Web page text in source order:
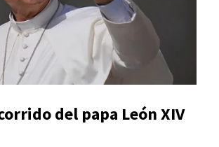
del papa León XIV